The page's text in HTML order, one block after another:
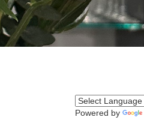
Powered by